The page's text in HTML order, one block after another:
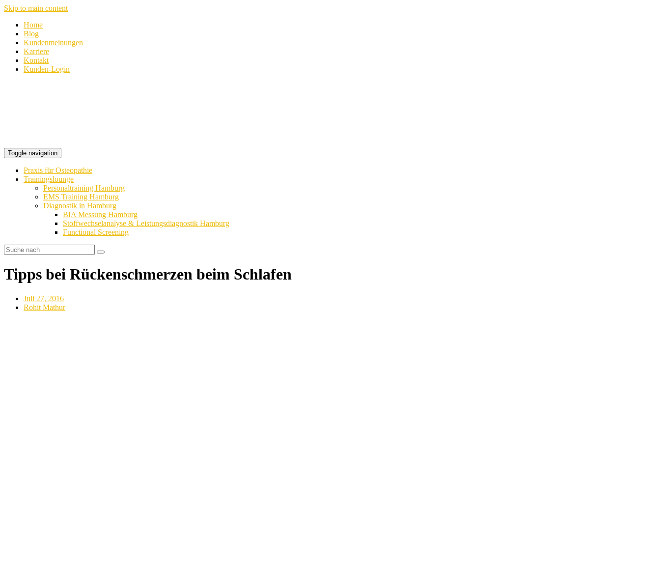
Skip to main content
Home
Blog
Kundenmeinungen
Karriere
Kontakt
Kunden-Login
Toggle navigation
Praxis für Osteopathie
Trainingslounge
Personaltraining Hamburg
EMS Training Hamburg
Diagnostik in Hamburg
BIA Messung Hamburg
Stoffwechselanalyse & Leistungsdiagnostik Hamburg
Functional Screening
Tipps bei Rückenschmerzen beim Schlafen
Juli 27, 2016
Rohit Mathur